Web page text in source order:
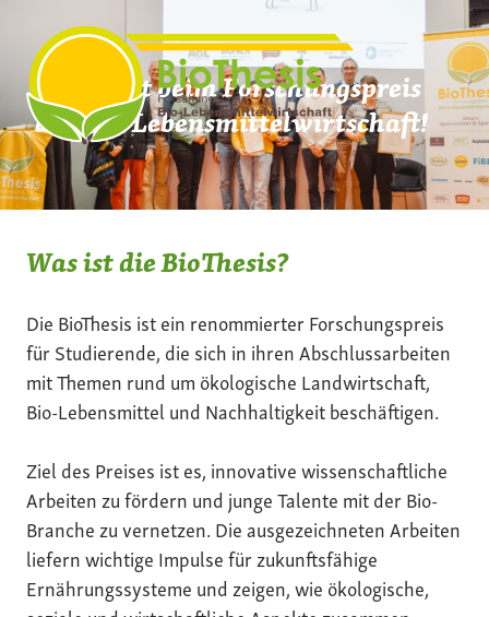
Inhalt
springenMach mit beim Forschungspreis
der Bio-Lebensmittelwirtschaft!
Was ist die BioThesis?
Die BioThesis ist ein renommierter Forschungspreis
für Studierende, die sich in ihren Abschlussarbeiten
mit Themen rund um ökologische Landwirtschaft,
Bio-Lebensmittel und Nachhaltigkeit beschäftigen.
Ziel des Preises ist es, innovative wissenschaftliche
Arbeiten zu fördern und junge Talente mit der Bio-
Branche zu vernetzen. Die ausgezeichneten Arbeiten
liefern wichtige Impulse für zukunftsfähige
Ernährungssysteme und zeigen, wie ökologische,